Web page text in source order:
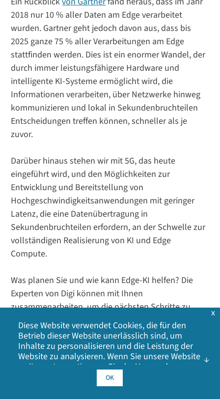
2018 nur 10 % aller Daten am Edge verarbeitet
wurden. Gartner geht jedoch davon aus, dass bis
2025 ganze 75 % aller Verarbeitungen am Edge
stattfinden werden. Dies ist ein enormer Wandel, der
durch immer leistungsfähigere Hardware und
intelligente KI-Systeme ermöglicht wird, die
Informationen verarbeiten, über Netzwerke hinweg
kommunizieren und lokal in Sekundenbruchteilen
Entscheidungen treffen können, schneller als je
zuvor.
Darüber hinaus stehen wir mit 5G, das heute
eingeführt wird, und den Möglichkeiten zur
Entwicklung und Bereitstellung von
Hochgeschwindigkeitsanwendungen mit geringer
Latenz, die eine Datenübertragung in
Sekundenbruchteilen erfordern, an der Schwelle zur
vollständigen Realisierung von KI und Edge
Compute.
Was planen Sie und wie kann Edge-KI helfen? Die
Experten von Digi können mit Ihnen
zusammenarbeiten, um die nächsten Schritte zu
identifizieren, Ihre Lösung zu entwerfen und zu
bauen und die Vorteile der nächsten Generation von
Edge Computing, maschinellem Lernen und 5G zu
nutzen und sich die Leistung der neuesten
Technologien zunutze zu machen.
Diese Website verwendet Cookies, die für den
Betrieb dieser Website unerlässlich sind, um
Inhalte zu personalisieren und die Leistung der
Website zu analysieren. Wenn Sie unsere Website
weiter nutzen, stimmen Sie der Verwendung
unserer Cookies zu. Klicken Sie auf OK, um Ihr
Einverständnis mit unsererCookie-Richtlinie
OK
x